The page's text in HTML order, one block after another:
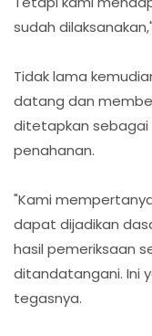
sudah
Tidak lama
datang dan
ditetapkan sebagai
penahanan.
"Kami
dapat dijadikan
hasil pemeriksaan
ditandatangani. Ini
tegasnya.